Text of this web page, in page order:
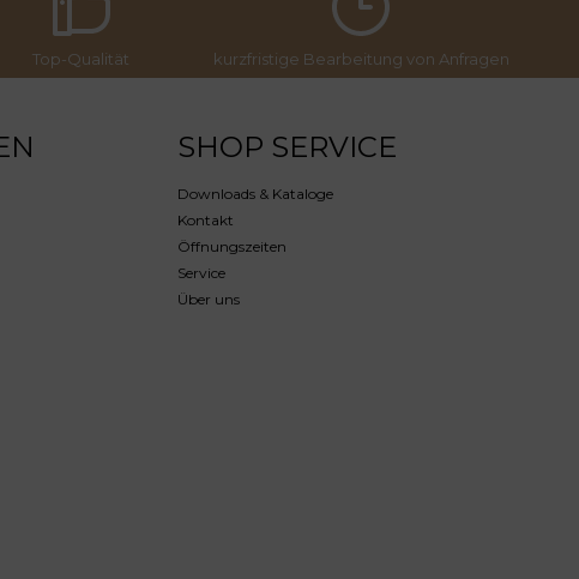
Top-Qualität kurzfristige Bearbeitung von Anfragen
SHOP SERVICE
Downloads & Kataloge
Kontakt
Öffnungszeiten
Service
Über uns